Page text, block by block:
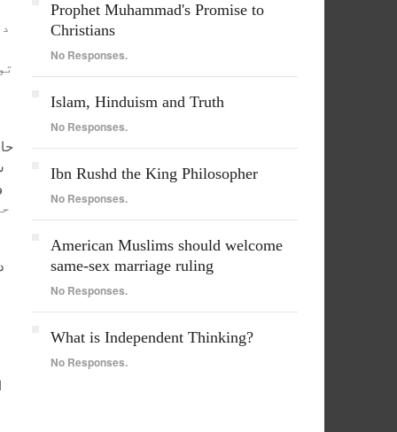
Prophet Muhammad's Promise to
Christians
No Responses.
Islam, Hinduism and Truth
No Responses.
Ibn Rushd the King Philosopher
No Responses.
American Muslims should welcome
same-sex marriage ruling
No Responses.
What is Independent Thinking?
No Responses.